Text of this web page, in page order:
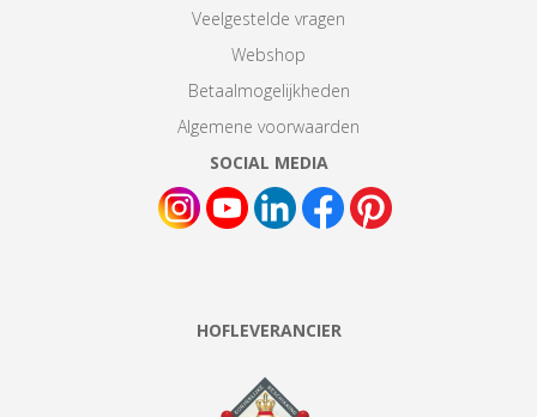
Veelgestelde vragen
Webshop
Betaalmogelijkheden
Algemene voorwaarden
SOCIAL MEDIA
HOFLEVERANCIER